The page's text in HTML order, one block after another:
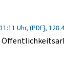
Uhr, (PDF},